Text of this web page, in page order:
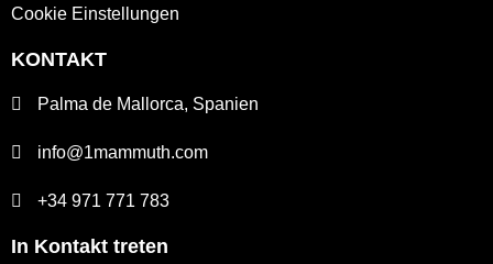
Cookie Einstellungen
KONTAKT
Palma de Mallorca, Spanien
info@1mammuth.com
+34 971 771 783
In Kontakt treten